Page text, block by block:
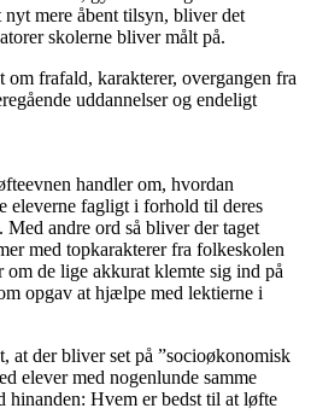
nyt mere åbent tilsyn, bliver det
skolerne bliver målt på.
om frafald, karakterer, overgangen fra
uddannelser og endeligt
handler om, hvordan
eleverne fagligt i forhold til deres
andre ord så bliver der taget
med topkarakterer fra folkeskolen
de lige akkurat klemte sig ind på
opgav at hjælpe med lektierne i
at der bliver set på ”socioøkonomisk
elever med nogenlunde samme
hinanden: Hvem er bedst til at løfte